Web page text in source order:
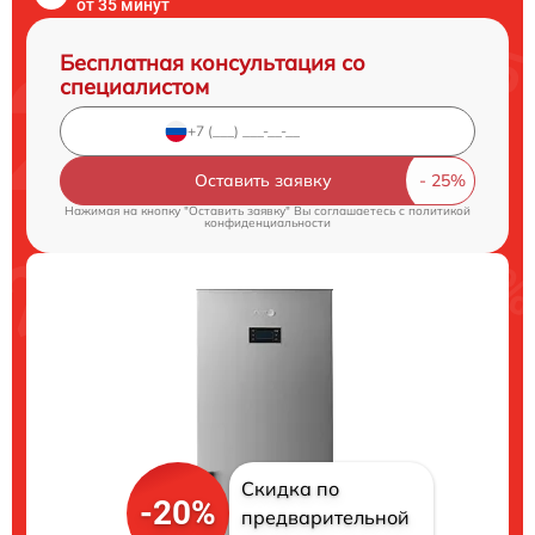
от 35 минут
Бесплатная консультация со
специалистом
Оставить заявку
Нажимая на кнопку "Оставить заявку" Вы соглашаетесь cполитикой
конфиденциальности
-20%
Скидка по
предварительной